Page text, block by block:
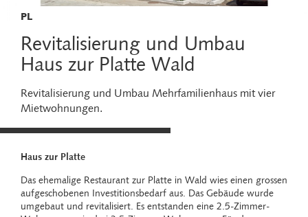
PL
Revitalisierung und Umbau
Haus zur Platte Wald
Revitalisierung und Umbau Mehrfamilienhaus mit vier
Mietwohnungen.
Haus zur Platte
Das ehemalige Restaurant zur Platte in Wald wies einen grossen
aufgeschobenen Investitionsbedarf aus. Das Gebäude wurde
umgebaut und revitalisiert. Es entstanden eine 2.5-Zimmer-